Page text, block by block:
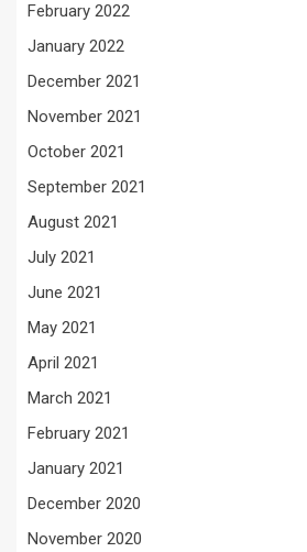
February 2022
January 2022
December 2021
November 2021
October 2021
September 2021
August 2021
July 2021
June 2021
May 2021
April 2021
March 2021
February 2021
January 2021
December 2020
November 2020